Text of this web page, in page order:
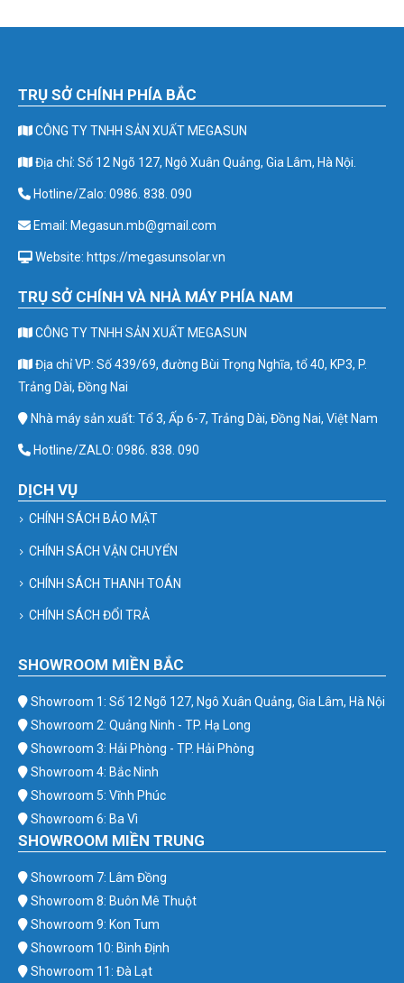
TRỤ SỞ CHÍNH PHÍA BẮC
CÔNG TY TNHH SẢN XUẤT MEGASUN
Địa chỉ: Số 12 Ngõ 127, Ngô Xuân Quảng, Gia Lâm, Hà Nội.
Hotline/Zalo: 0986. 838. 090
Email: Megasun.mb@gmail.com
Website: https://megasunsolar.vn
TRỤ SỞ CHÍNH VÀ NHÀ MÁY PHÍA NAM
CÔNG TY TNHH SẢN XUẤT MEGASUN
Địa chỉ VP: Số 439/69, đường Bùi Trọng Nghĩa, tổ 40, KP3, P.
Trảng Dài, Đồng Nai
Nhà máy sản xuất: Tổ 3, Ấp 6-7, Trảng Dài, Đồng Nai, Việt Nam
Hotline/ZALO: 0986. 838. 090
DỊCH VỤ
CHÍNH SÁCH BẢO MẬT
CHÍNH SÁCH VẬN CHUYỂN
CHÍNH SÁCH THANH TOÁN
CHÍNH SÁCH ĐỔI TRẢ
SHOWROOM MIỀN BẮC
Showroom 1: Số 12 Ngõ 127, Ngô Xuân Quảng, Gia Lâm, Hà Nội
Showroom 2: Quảng Ninh - TP. Hạ Long
Showroom 3: Hải Phòng - TP. Hải Phòng
Showroom 4: Bắc Ninh
Showroom 5: Vĩnh Phúc
Showroom 6: Ba Vì
SHOWROOM MIỀN TRUNG
Showroom 7: Lâm Đồng
Showroom 8: Buôn Mê Thuột
Showroom 9: Kon Tum
Showroom 10: Bình Định
Showroom 11: Đà Lạt